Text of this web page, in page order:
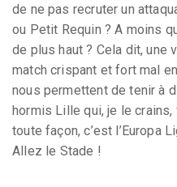
de ne pas recruter un
ou Petit Requin ? A moins
de plus haut ? Cela dit, une
match crispant et fort mal
nous permettent de tenir à
hormis Lille qui, je le
toute façon, c’est l’Europa
Allez le Stade !